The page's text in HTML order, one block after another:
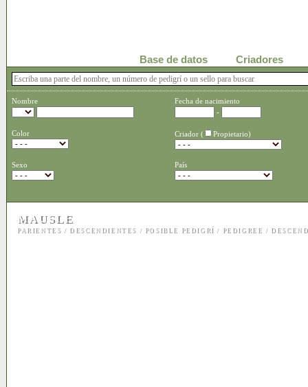
Base de datos Criadores
Nombre
Fecha de nacimiento
-
Color Criador ( Propietario)
Sexo País
MAUSLE
PARIENTES / DESCENDIENTES / POSIBLE PEDIGRÍ / PEDIGREE /